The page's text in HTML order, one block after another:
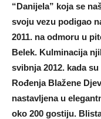
“Danijela” koja se
svoju vezu podigao
2011. na odmoru u
Belek. Kulminacija
svibnja 2012. kada
Rođenja Blažene
nastavljena u
oko 200 gostiju.